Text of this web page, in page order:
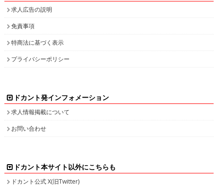
求人広告の説明
免責事項
特商法に基づく表示
プライバシーポリシー
ドカント発インフォメーション
求人情報掲載について
お問い合わせ
ドカント本サイト以外にこちらも
ドカント公式 X(旧Twitter)